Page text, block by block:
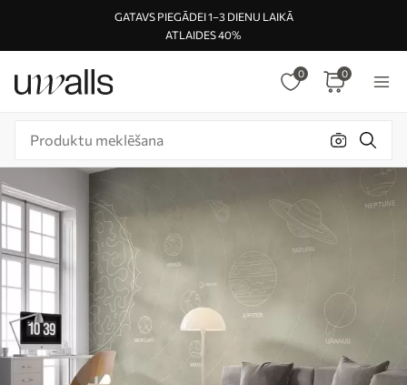
GATAVS PIEGĀDEI 1–3 DIENU LAIKĀ
ATLAIDES 40%
0 0